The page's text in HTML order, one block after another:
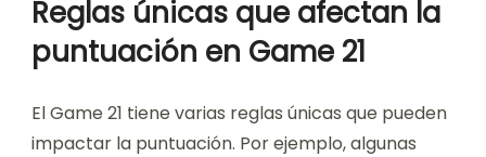
Reglas únicas que afectan la
puntuación en Game 21
El Game 21 tiene varias reglas únicas que pueden
impactar la puntuación. Por ejemplo, algunas